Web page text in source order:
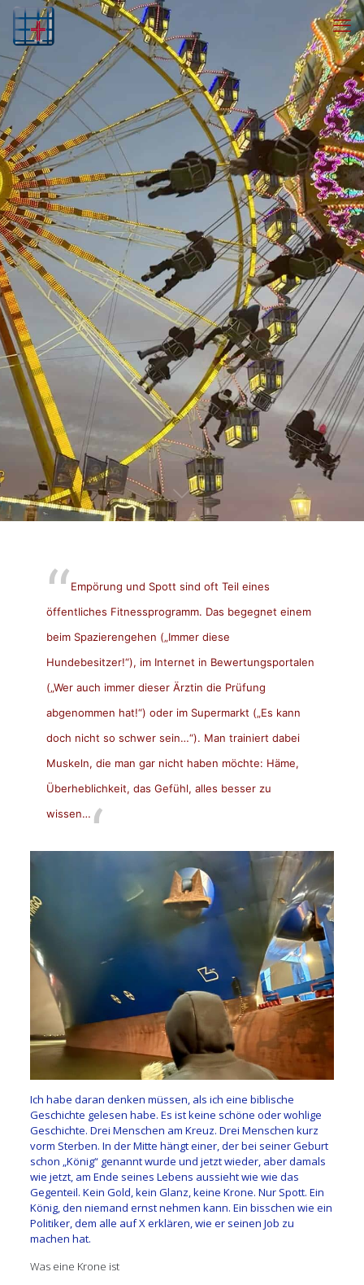
Empörung und Spott sind oft Teil eines
öffentliches Fitnessprogramm. Das begegnet einem
beim Spazierengehen („Immer diese
Hundebesitzer!“), im Internet in Bewertungsportalen
(„Wer auch immer dieser Ärztin die Prüfung
abgenommen hat!“) oder im Supermarkt („Es kann
doch nicht so schwer sein…“). Man trainiert dabei
Muskeln, die man gar nicht haben möchte: Häme,
Überheblichkeit, das Gefühl, alles besser zu
wissen…
Ich habe daran denken müssen, als ich eine biblische
Geschichte gelesen habe. Es ist keine schöne oder wohlige
Geschichte. Drei Menschen am Kreuz. Drei Menschen kurz
vorm Sterben. In der Mitte hängt einer, der bei seiner Geburt
schon „König“ genannt wurde und jetzt wieder, aber damals
wie jetzt, am Ende seines Lebens aussieht wie wie das
Gegenteil. Kein Gold, kein Glanz, keine Krone. Nur Spott. Ein
König, den niemand ernst nehmen kann. Ein bisschen wie ein
Politiker, dem alle auf X erklären, wie er seinen Job zu
machen hat.
Was eine Krone ist